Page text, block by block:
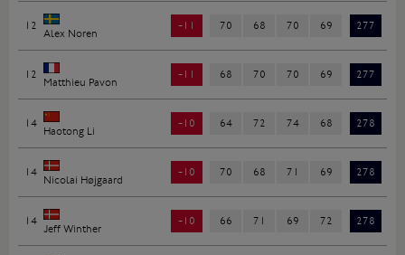
12
Alex Noren
-11 70 68 70 69 277
12
Matthieu Pavon
-11 68 70 70 69 277
14
Haotong Li
-10 64 72 74 68 278
14
Nicolai Højgaard
-10 70 68 71 69 278
14
Jeff Winther
-10 66 71 69 72 278